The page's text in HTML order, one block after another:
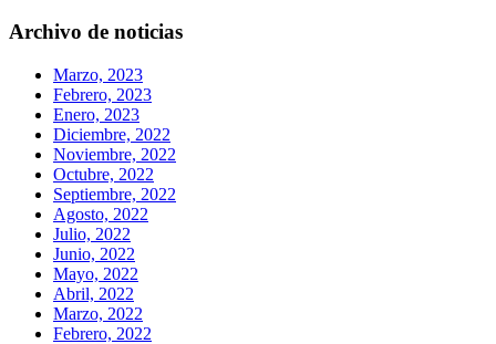
Archivo de noticias
Marzo, 2023
Febrero, 2023
Enero, 2023
Diciembre, 2022
Noviembre, 2022
Octubre, 2022
Septiembre, 2022
Agosto, 2022
Julio, 2022
Junio, 2022
Mayo, 2022
Abril, 2022
Marzo, 2022
Febrero, 2022